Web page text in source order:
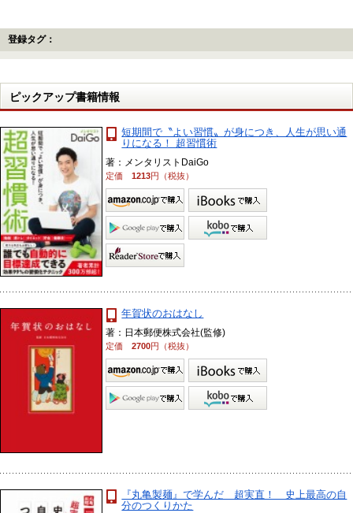
登録タグ：
ピックアップ書籍情報
短期間で〝よい習慣〟が身につき、人生が思い通
りになる！ 超習慣術
著：メンタリストDaiGo
定価1213円（税抜）
年賀状のおはなし
著：日本郵便株式会社(監修)
定価2700円（税抜）
『丸亀製麺』で学んだ 超実直！ 史上最高の自
分のつくりかた